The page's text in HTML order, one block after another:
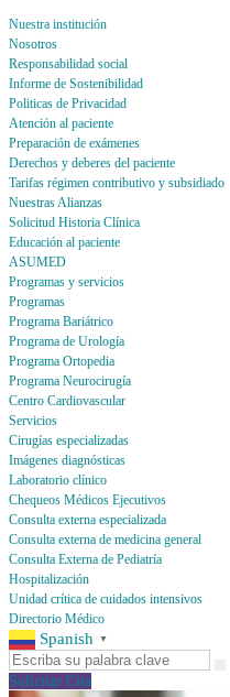
Nuestra institución
Nosotros
Responsabilidad social
Informe de Sostenibilidad
Politicas de Privacidad
Atención al paciente
Preparación de exámenes
Derechos y deberes del paciente
Tarifas régimen contributivo y subsidiado
Nuestras Alianzas
Solicitud Historia Clínica
Educación al paciente
ASUMED
Programas y servicios
Programas
Programa Bariátrico
Programa de Urología
Programa Ortopedia
Programa Neurocirugía
Centro Cardiovascular
Servicios
Cirugías especializadas
Imágenes diagnósticas
Laboratorio clínico
Chequeos Médicos Ejecutivos
Consulta externa especializada
Consulta externa de medicina general
Consulta Externa de Pediatría
Hospitalización
Unidad crítica de cuidados intensivos
Directorio Médico
Spanish ▼
Solicitar Cita